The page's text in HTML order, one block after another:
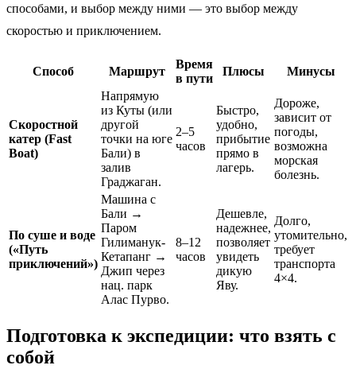
способами, и выбор между ними — это выбор между
скоростью и приключением.
Способ Маршрут
Время
в пути
Плюсы Минусы
Скоростной
катер (Fast
Boat)
Напрямую
из Куты (или
другой
точки на юге
Бали) в
залив
Граджаган.
2–5
часов
Быстро,
удобно,
прибытие
прямо в
лагерь.
Дороже,
зависит от
погоды,
возможна
морская
болезнь.
По суше и воде
(«Путь
приключений»)
Машина с
Бали →
Паром
Гилиманук-
Кетапанг →
Джип через
нац. парк
Алас Пурво.
8–12
часов
Дешевле,
надежнее,
позволяет
увидеть
дикую
Яву.
Долго,
утомительно,
требует
транспорта
4×4.
Подготовка к экспедиции: что взять с
собой